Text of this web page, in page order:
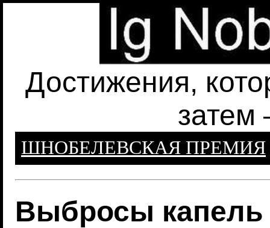
Достижения,
затем
ШНОБЕЛЕВСКАЯ ПРЕМИЯ
Выбросы капель